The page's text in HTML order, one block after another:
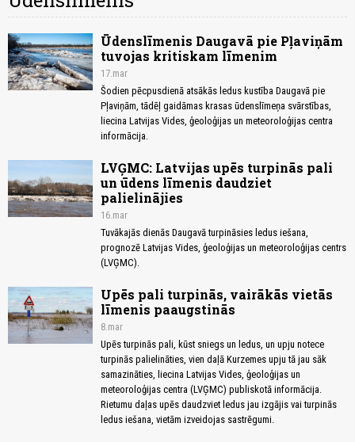
Ūdenslīmenis Daugavā pie Pļaviņām
tuvojas kritiskam līmenim
17.mar
Šodien pēcpusdienā atsākās ledus kustība Daugavā pie
Pļaviņām, tādēļ gaidāmas krasas ūdenslīmeņa svārstības,
liecina Latvijas Vides, ģeoloģijas un meteoroloģijas centra
informācija.
LVĢMC: Latvijas upēs turpinās pali
un ūdens līmenis daudziet
palielinājies
16.mar
Tuvākajās dienās Daugavā turpināsies ledus iešana,
prognozē Latvijas Vides, ģeoloģijas un meteoroloģijas centrs
(LVĢMC).
Upēs pali turpinās, vairākās vietās
līmenis paaugstinās
8.mar
Upēs turpinās pali, kūst sniegs un ledus, un upju notece
turpinās palielināties, vien daļā Kurzemes upju tā jau sāk
samazināties, liecina Latvijas Vides, ģeoloģijas un
meteoroloģijas centra (LVĢMC) publiskotā informācija.
Rietumu daļas upēs daudzviet ledus jau izgājis vai turpinās
ledus iešana, vietām izveidojas sastrēgumi.